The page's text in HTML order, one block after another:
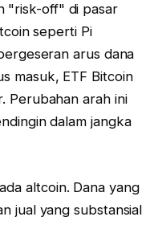
"risk-off" di pasar
seperti Pi
arus dana
masuk, ETF Bitcoin
Perubahan arah ini
dalam jangka
altcoin. Dana yang
jual yang substansial